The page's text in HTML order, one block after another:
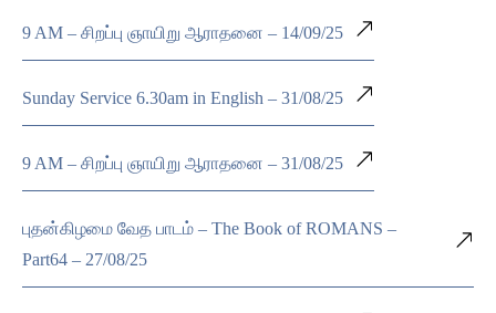
9 AM – சிறப்பு ஞாயிறு ஆராதனை – 14/09/25
Sunday Service 6.30am in English – 31/08/25
9 AM – சிறப்பு ஞாயிறு ஆராதனை – 31/08/25
புதன்கிழமை வேத பாடம் – The Book of ROMANS –
Part64 – 27/08/25